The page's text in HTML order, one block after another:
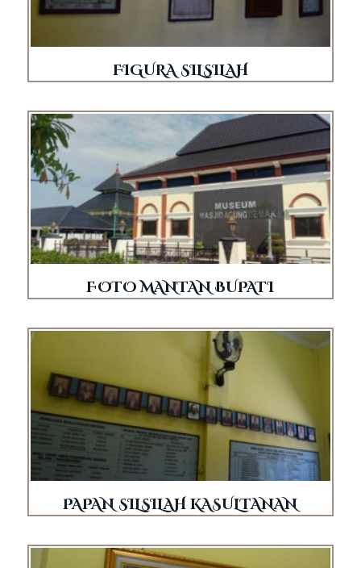
FIGURA SILSILAH
FOTO MANTAN BUPATI
PAPAN SILSILAH KASULTANAN